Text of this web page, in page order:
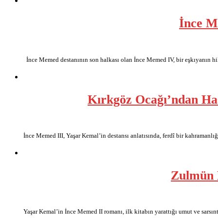
İnce
İnce Memed destanının son halkası olan İnce Memed IV, bir eşkıyanın
Kırkgöz Ocağı’ndan
İnce Memed III, Yaşar Kemal’in destansı anlatısında, ferdî bir
Zulmün
Yaşar Kemal’in İnce Memed II romanı, ilk kitabın yarattığı umut ve